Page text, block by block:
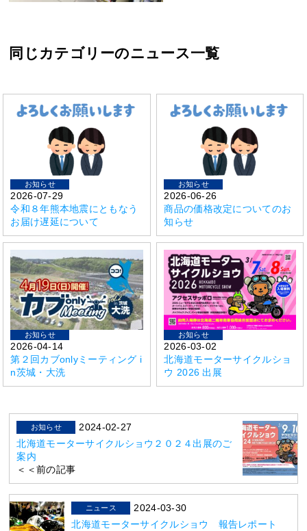
同じカテゴリーのニュース一覧
お知らせ
2026-07-29
令和８年熊本地震にともなう
お届け遅延について
お知らせ
2026-06-26
商品の価格改定についてのお
知らせ
お知らせ
2026-04-14
第２回カブonlyミーティング i
n茨城・大洗
お知らせ
2026-03-02
北海道モーターサイクルショ
ウ 2026 出展
お知らせ
2024-02-27
北海道モーターサイクルショウ２０２４出展のご
案内
＜＜前の記事
ニュース
2024-03-30
北海道モーターサイクルショウ 報告レポート